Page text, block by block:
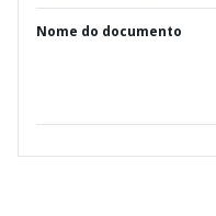
Nome do documento